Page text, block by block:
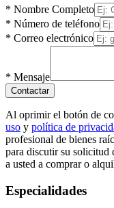
* Nombre Completo
* Número de teléfono
* Correo electrónico
* Mensaje
Contactar
Al oprimir el botón de
uso y política de
profesional de bienes
para discutir su
a usted a comprar o
Especialidades